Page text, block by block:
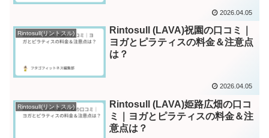
2026.04.05
Rintosull(リントスル)
Rintosull (LAVA)祝園の口コミ｜
ヨガとピラティスの料金＆注意点
は？
2026.04.05
Rintosull(リントスル)
Rintosull (LAVA)姫路広畑の口コ
ミ｜ヨガとピラティスの料金＆注
意点は？